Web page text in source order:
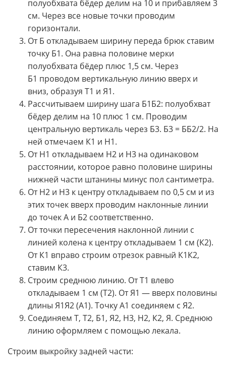
полуобхвата бёдер делим на 10 и прибавляем 3
см. Через все новые точки проводим
горизонтали.
От Б откладываем ширину переда брюк ставим
точку Б1. Она равна половине мерки
полуобхвата бёдер плюс 1,5 см. Через
Б1 проводом вертикальную линию вверх и
вниз, образуя Т1 и Я1.
Рассчитываем ширину шага Б1Б2: полуобхват
бёдер делим на 10 плюс 1 см. Проводим
центральную вертикаль через Б3. Б3 = ББ2/2. На
ней отмечаем К1 и Н1.
От Н1 откладываем Н2 и Н3 на одинаковом
расстоянии, которое равно половине ширины
нижней части штанины минус пол сантиметра.
От Н2 и Н3 к центру откладываем по 0,5 см и из
этих точек вверх проводим наклонные линии
до точек А и Б2 соответственно.
От точки пересечения наклонной линии с
линией колена к центру откладываем 1 см (К2).
От К1 вправо строим отрезок равный К1К2,
ставим К3.
Строим среднюю линию. От Т1 влево
откладываем 1 см (Т2). От Я1 — вверх половины
длины Я1Я2 (А1). Точку А1 соединяем с Я2.
Соединяем Т, Т2, Б1, Я2, Н3, Н2, К2, Я. Среднюю
линию оформляем с помощью лекала.
Строим выкройку задней части: